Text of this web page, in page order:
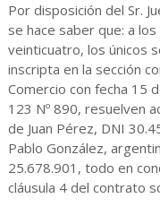
Por disposición del Sr.
se hace saber que: a
veinticuatro, los únicos
inscripta en la sección
Comercio con fecha 15
123 Nº 890, resuelven
de Juan Pérez, DNI
Pablo González,
25.678.901, todo en
cláusula 4 del contrato